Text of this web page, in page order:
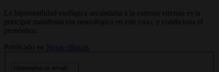
La hipomotilidad esofágica secundaria a la extensa viremia es la
principal manifestación neurológica en este caso, y condiciona el
pronóstico.
Publicado en
Notas clínicas